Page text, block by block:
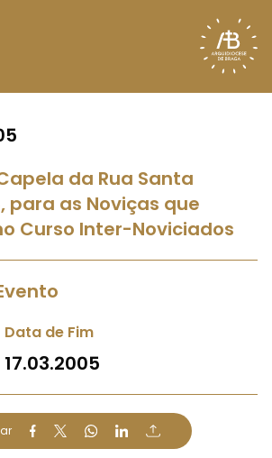
da Rua Santa
para as Noviças que
Curso Inter-Noviciados
Data de Fim
17.03.2005